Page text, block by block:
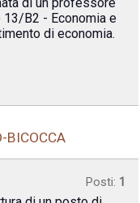
B2 - Economia e
di economia.
BICOCCA
Posti: 1